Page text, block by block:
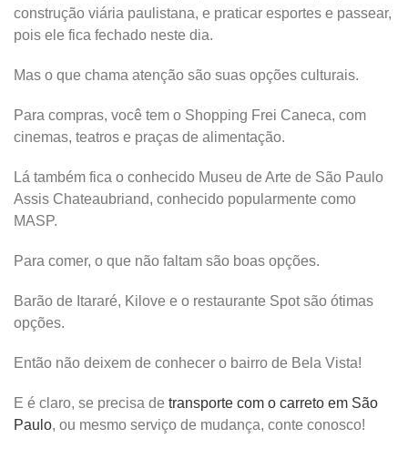
construção viária paulistana, e praticar esportes e passear,
pois ele fica fechado neste dia.
Mas o que chama atenção são suas opções culturais.
Para compras, você tem o Shopping Frei Caneca, com
cinemas, teatros e praças de alimentação.
Lá também fica o conhecido Museu de Arte de São Paulo
Assis Chateaubriand, conhecido popularmente como
MASP.
Para comer, o que não faltam são boas opções.
Barão de Itararé, Kilove e o restaurante Spot são ótimas
opções.
Então não deixem de conhecer o bairro de Bela Vista!
E é claro, se precisa de transporte com o carreto em São
Paulo, ou mesmo serviço de mudança, conte conosco!